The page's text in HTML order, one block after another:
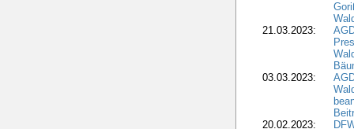
21.03.2023:
03.03.2023:
20.02.2023: